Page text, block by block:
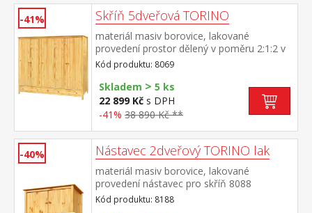
-41% Skříň 5dveřová TORINO
materiál masiv borovice, lakované
provedení prostor dělený v poměru 2:1:2 v
levé a pravé širší části šatní tyč a police na
klobouky ve střední úzké části 3 police ve
spodní části 3 zásuvky s kovovými
pojezdy doporučený nástavec 8169
Kód produktu: 8069
Skladem > 5 ks
22 899 Kč s DPH
-41% 38 890 Kč **
-40% Nástavec 2dveřový TORINO lak
materiál masiv borovice, lakované
provedení nástavec pro skříň 8088
Kód produktu: 8188